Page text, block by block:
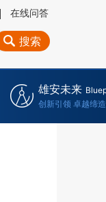
在线问答
搜索
雄安未来
创新引领 卓越缔造